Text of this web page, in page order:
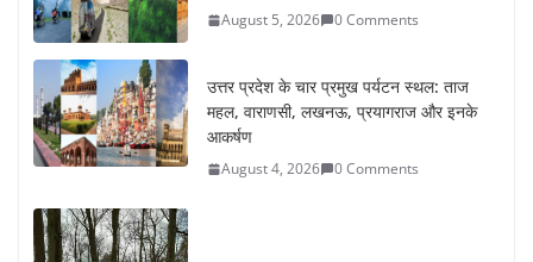
August 5, 2026 0 Comments
उत्तर प्रदेश के चार प्रमुख पर्यटन स्थल: ताज
महल, वाराणसी, लखनऊ, प्रयागराज और इनके
आकर्षण
August 4, 2026 0 Comments